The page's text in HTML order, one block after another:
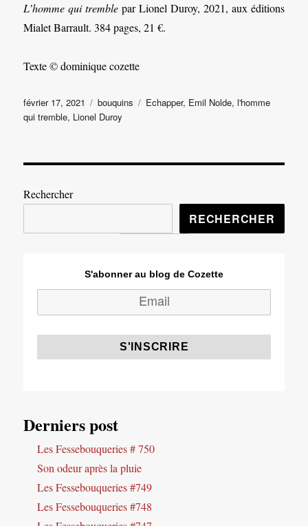
L’homme qui tremble par Lionel Duroy, 2021, aux éditions
Mialet Barrault. 384 pages, 21 €.
Texte © dominique cozette
Publié
le
février 17, 2021 Catégories
bouquins Étiquettes
Echapper, Emil Nolde,l'homme
qui tremble, Lionel Duroy
Rechercher
RECHERCHER
S'abonner au blog de Cozette
Derniers post
Les Fessebouqueries # 750
Son odeur après la pluie
Les Fessebouqueries #749
Les Fessebouqueries #748